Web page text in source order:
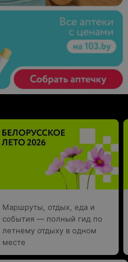
Маршруты, отдых, еда и
события — полный гид по
летнему отдыху в одном
месте